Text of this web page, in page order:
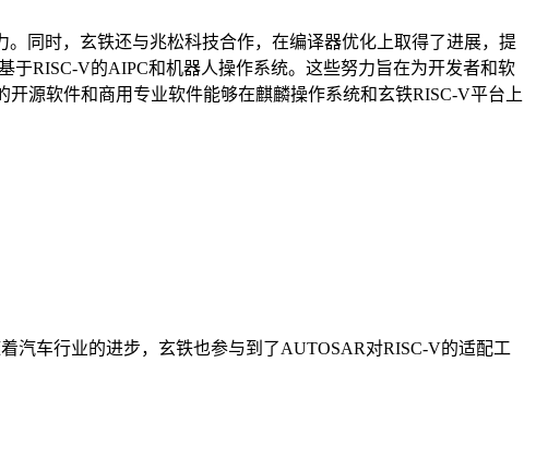
同时，玄铁还与兆松科技合作，在编译器优化上取得了进展，提
于RISC-V的AIPC和机器人操作系统。这些努力旨在为开发者和软
源软件和商用专业软件能够在麒麟操作系统和玄铁RISC-V平台上
汽车行业的进步，玄铁也参与到了AUTOSAR对RISC-V的适配工